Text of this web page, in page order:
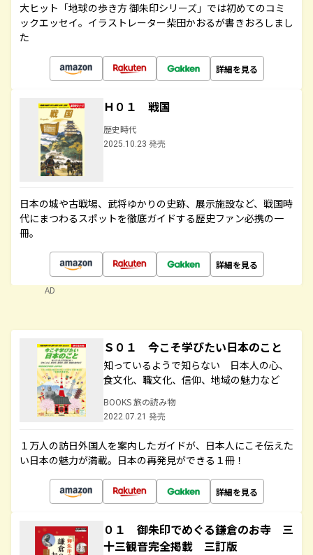
大ヒット「地球の歩き方 御朱印シリーズ」では初めてのコミ
ックエッセイ。イラストレーター柴田かおるが書きおろしまし
た
詳細を見る
Ｈ０１ 戦国
歴史時代
2025.10.23 発売
日本の城や古戦場、武将ゆかりの史跡、展示施設など、戦国時
代にまつわるスポットを徹底ガイドする歴史ファン必携の一
冊。
詳細を見る
AD
Ｓ０１ 今こそ学びたい日本のこと
知っているようで知らない 日本人の心、
食文化、職文化、信仰、地域の魅力など
BOOKS 旅の読み物
2022.07.21 発売
１万人の訪日外国人を案内したガイドが、日本人にこそ伝えた
い日本の魅力が満載。日本の再発見ができる１冊！
詳細を見る
０１ 御朱印でめぐる鎌倉のお寺 三
十三観音完全掲載 三訂版